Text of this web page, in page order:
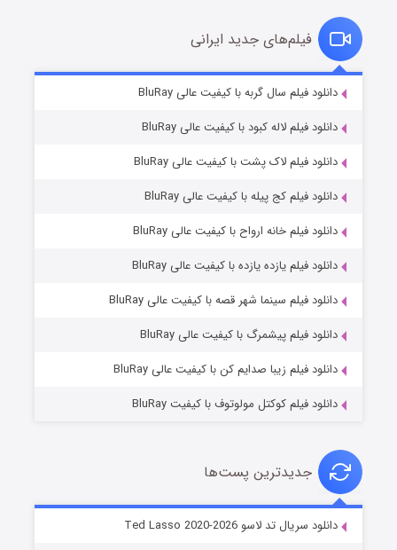
قسمت۷ (زیرنویس) منتشر شد
خاندان اژدها فصل ۳
فیلم‌های جدید ایرانی
دانلود فیلم سال گربه با کیفیت عالی BluRay
دانلود فیلم لاله کبود با کیفیت عالی BluRay
دانلود فیلم لاک پشت با کیفیت عالی BluRay
دانلود فیلم کج‌ پیله با کیفیت عالی BluRay
دانلود فیلم خانه ارواح با کیفیت عالی BluRay
دانلود فیلم یازده یازده با کیفیت عالی BluRay
دانلود فیلم سینما شهر قصه با کیفیت عالی BluRay
دانلود فیلم پیشمرگ با کیفیت عالی BluRay
دانلود فیلم زیبا صدایم کن با کیفیت عالی BluRay
دانلود فیلم کوکتل مولوتوف با کیفیت BluRay
جدیدترین پست‌ها
دانلود سریال تد لاسو Ted Lasso 2020-2026